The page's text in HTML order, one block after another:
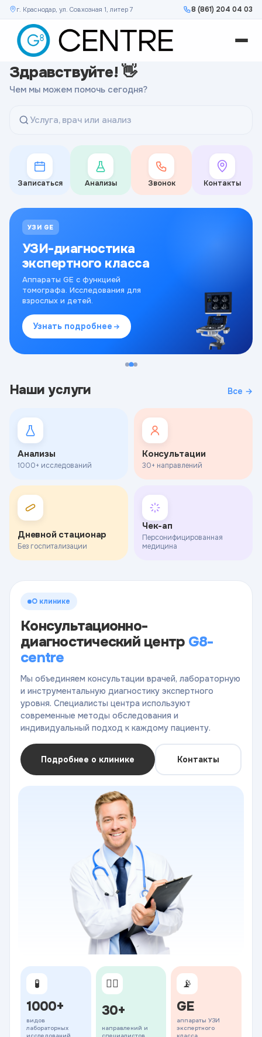
г. Краснодар, ул. Совхозная 1, литер 7 8 (861) 204 04 03
Здравствуйте! 👋
Чем мы можем помочь сегодня?
Услуга, врач или анализ
Записаться Анализы Звонок Контакты
УЗИ GE
УЗИ-диагностика
экспертного класса
Аппараты GE с функцией
томографа. Исследования для
взрослых и детей.
Узнать подробнее
Наши услуги Все →
Анализы
1000+ исследований
Консультации
30+ направлений
Дневной стационар
Без госпитализации
Чек-ап
Персонифицированная
медицина
О клинике
Консультационно-
диагностический центр G8-
centre
Мы объединяем консультации врачей, лабораторную
и инструментальную диагностику экспертного
уровня. Специалисты центра используют
современные методы обследования и
индивидуальный подход к каждому пациенту.
Подробнее о клинике Контакты
🧪
1000+
видов
лабораторных
👨‍⚕️
30+
направлений и
📡
GE
аппараты УЗИ
экспертного